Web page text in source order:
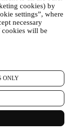
cookies) by
settings”, where
necessary
cookies will be
ONLY
données vous
légales, ainsi
émises par
d’avantages
un passage plus
adresses
les commandes.
nous permettre de
d’un compte Le
ET ASSURER LA